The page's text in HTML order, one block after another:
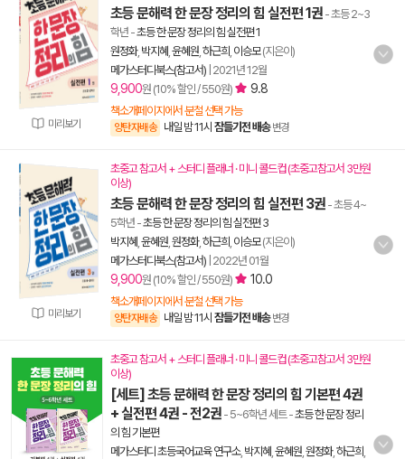
미리보기
초등 문해력 한 문장 정리의 힘 실전편 1권 - 초등 2~3
학년 -초등 한 문장 정리의 힘 실전편 1
원정화, 박지혜 윤혜원 하근희 이승모(지은이)
메가스터디북스(참고서) 2021년 12월
9,900원 (10% 할인 / 550원) 9.8
책소개페이지에서 분철 선택 가능
양탄자배송 내일 밤 11시 잠들기전 배송 변경
미리보기
초중고 참고서 + 스터디 플래너 · 미니 콜드컵 (초중고참고서 3만원
이상)
초등 문해력 한 문장 정리의 힘 실전편 3권 - 초등 4~
5학년 -초등 한 문장 정리의 힘 실전편 3
박지혜 윤혜원 원정화, 하근희 이승모(지은이)
메가스터디북스(참고서) 2022년 01월
9,900원 (10% 할인 / 550원) 10.0
책소개페이지에서 분철 선택 가능
양탄자배송 내일 밤 11시 잠들기전 배송 변경
초중고 참고서 + 스터디 플래너 · 미니 콜드컵 (초중고참고서 3만원
이상)
[세트] 초등 문해력 한 문장 정리의 힘 기본편 4권
+ 실전편 4권 - 전2권 - 5~6학년 세트-초등 한 문장 정리
의 힘 기본편
메가스터디 초등국어교육 연구소, 박지혜 윤혜원 원정화, 하근희